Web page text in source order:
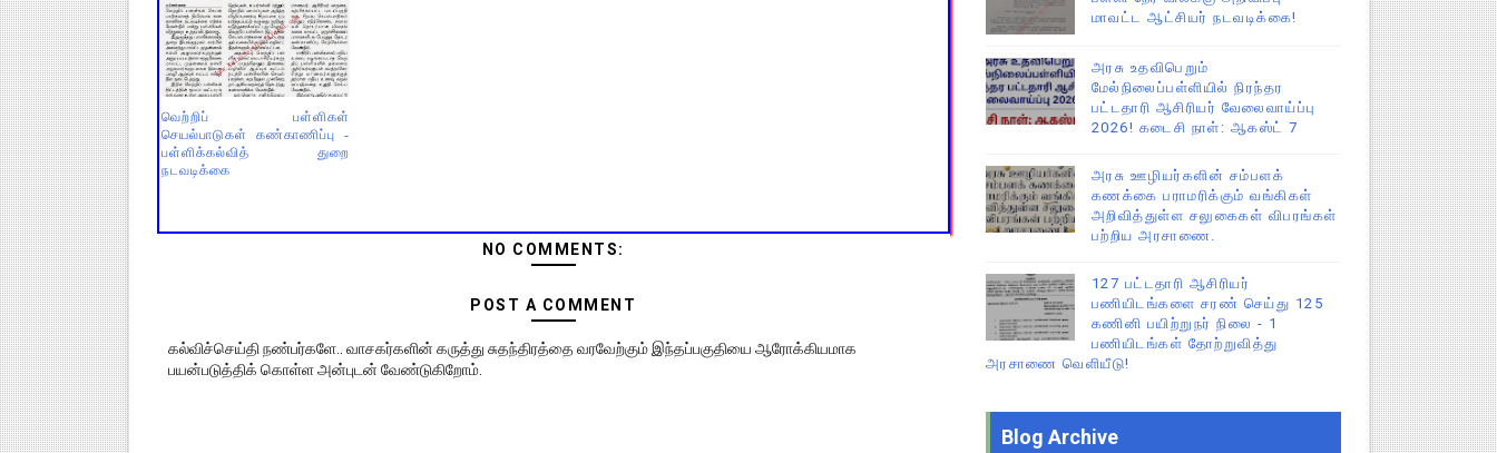
வெற்றிப் பள்ளிகள்
செயல்பாடுகள் கண்காணிப்பு -
பள்ளிக்கல்வித் துறை
நடவடிக்கை
NO COMMENTS:
POST A COMMENT
கல்விச்செய்தி நண்பர்களே.. வாசகர்களின் கருத்து சுதந்திரத்தை வரவேற்கும் இந்தப்பகுதியை ஆரோக்கியமாக
பயன்படுத்திக் கொள்ள அன்புடன் வேண்டுகிறோம்.
மாவட்ட ஆட்சியர் நடவடிக்கை!
அரசு உதவிபெறும்
மேல்நிலைப்பள்ளியில் நிரந்தர
பட்டதாரி ஆசிரியர் வேலைவாய்ப்பு
2026! கடைசி நாள்: ஆகஸ்ட் 7
அரசு ஊழியர்களின் சம்பளக்
கணக்கை பராமரிக்கும் வங்கிகள்
அறிவித்துள்ள சலுகைகள் விபரங்கள்
பற்றிய அரசாணை.
127 பட்டதாரி ஆசிரியர்
பணியிடங்களை சரண் செய்து 125
கணினி பயிற்றுநர் நிலை - 1
பணியிடங்கள் தோற்றுவித்து
அரசாணை வெளியீடு!
Blog Archive